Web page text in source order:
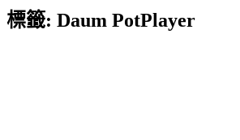
標籤: Daum PotPlayer